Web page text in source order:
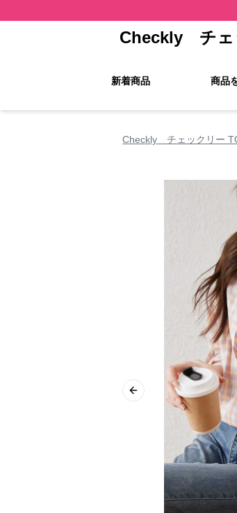
Checkly チェ
新着商品 商品
Checkly チェックリー
Previous slide